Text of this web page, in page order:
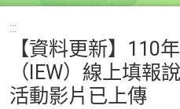
:::
【資料更新】110
（IEW）線上填報
活動影片已上傳